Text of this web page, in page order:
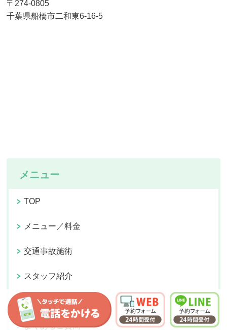
〒274-0805
千葉県船橋市二和東6-16-5
メニュー
TOP
メニュー／料金
交通事故施術
スタッフ紹介
院内紹介
よくあるご質問